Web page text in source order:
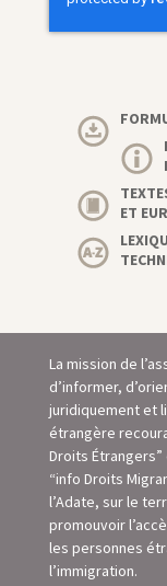
ET
La mission de
d’informer,
juridiquement et
étrangère
Droits
“info Droits
l’Adate, sur le
promouvoir
les personnes
l’immigration.